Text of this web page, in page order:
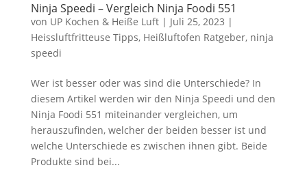
Ninja Speedi – Vergleich Ninja Foodi 551
von UP Kochen & Heiße Luft| Juli 25, 2023 |
Heissluftfritteuse Tipps, Heißluftofen Ratgeber, ninja
speedi
Wer ist besser oder was sind die Unterschiede? In
diesem Artikel werden wir den Ninja Speedi und den
Ninja Foodi 551 miteinander vergleichen, um
herauszufinden, welcher der beiden besser ist und
welche Unterschiede es zwischen ihnen gibt. Beide
Produkte sind bei...